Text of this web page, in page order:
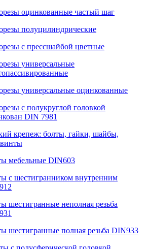
оцинкованные частый шаг
полуцилиндрические
с прессшайбой цветные
универсальные
универсальные оцинкованные
с полукруглой головкой
DIN 7981
крепеж: болты, гайки, шайбы,
мебельные DIN603
с шестигранником внутренним
шестигранные неполная резьба
шестигранные полная резьба DIN933